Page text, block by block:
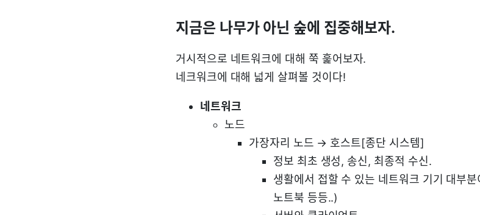
지금은 나무가 아닌 숲에 집중해보자.
거시적으로 네트워크에 대해 쭉 훑어보자.
네크워크에 대해 넓게 살펴볼 것이다!
네트워크
노드
가장자리 노드 → 호스트[종단 시스템]
정보 최초 생성, 송신, 최종적 수신.
생활에서 접할 수 있는 네트워크 기기 대부
노트북 등등..)